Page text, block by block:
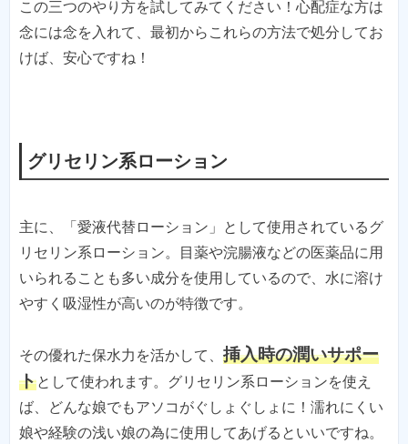
この三つのやり方を試してみてください！心配症な方は
念には念を入れて、最初からこれらの方法で処分してお
けば、安心ですね！
グリセリン系ローション
主に、「愛液代替ローション」として使用されているグ
リセリン系ローション。目薬や浣腸液などの医薬品に用
いられることも多い成分を使用しているので、水に溶け
やすく吸湿性が高いのが特徴です。
その優れた保水力を活かして、 挿入時の潤いサポー
トとして使われます。グリセリン系ローションを使え
ば、どんな娘でもアソコがぐしょぐしょに！濡れにくい
娘や経験の浅い娘の為に使用してあげるといいですね。